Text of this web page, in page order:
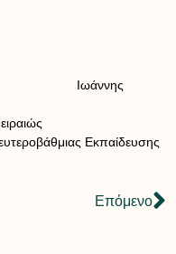
Εκπαίδευσης
Επόμενο